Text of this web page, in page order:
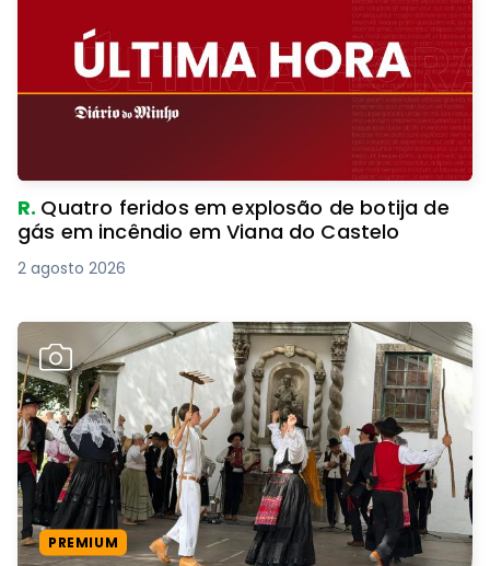
R. Quatro feridos em explosão de botija de
gás em incêndio em Viana do Castelo
2 agosto 2026
PREMIUM